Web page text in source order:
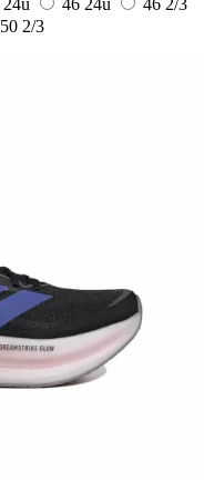
24u 46 24u
46 2/3
50 2/3